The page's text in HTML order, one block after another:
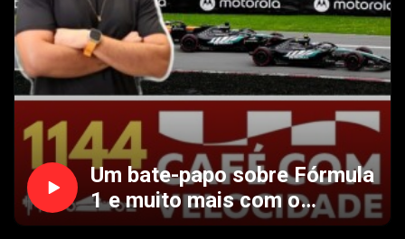
Um bate-papo sobre Fórmula
1 e muito mais com o
convidado Xenão | CAFÉ